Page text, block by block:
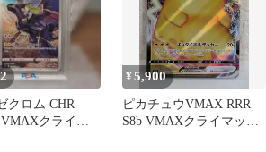
クロム CHR
VMAXクライマ
¥5,900
ピカチュウVMAX RRR
S8b VMAXクライマック